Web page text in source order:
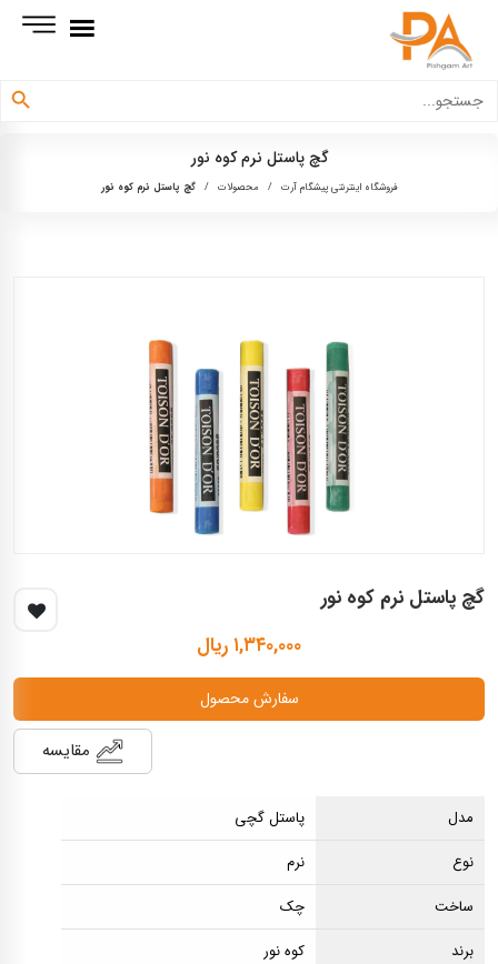
برای:
دکمه جستجو
گچ پاستل نرم کوه نور
فروشگاه اینترنتی پیشگام آرت / محصولات / گچ پاستل نرم کوه نور
گچ پاستل نرم کوه نور
۱,۳۴۰,۰۰۰ ریال
سفارش محصول
مقایسه
مدل
پاستل گچی
نوع
نرم
ساخت
چک
برند
کوه نور